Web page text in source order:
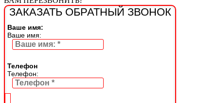
ЗАКАЗАТЬ ОБРАТНЫЙ ЗВОНОК
Ваше имя:
Ваше имя:
Телефон
Телефон: